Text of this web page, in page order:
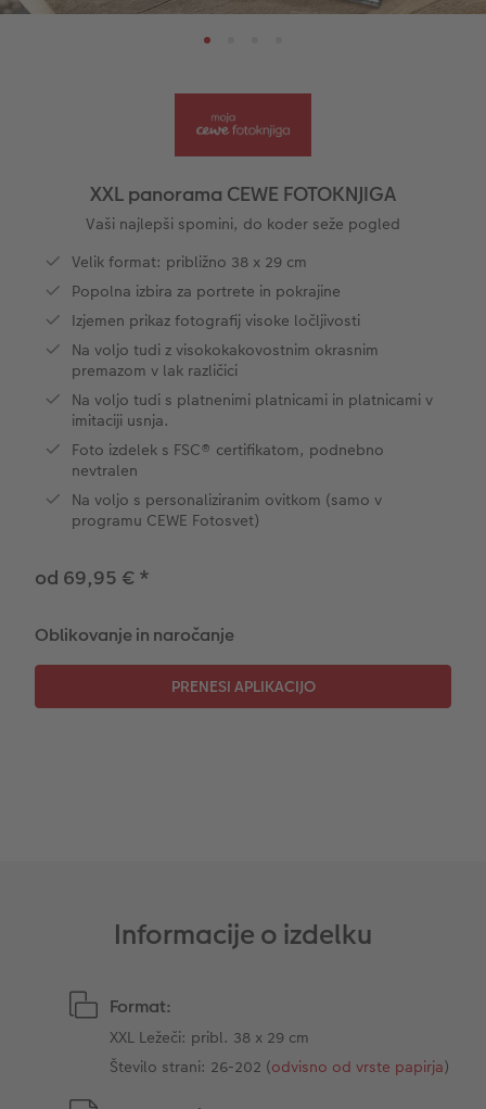
Oblikovanje letne fotoknjige po korakih
Vzorčne fotoknjige strank
Otroška CEWE FOTOKNJIGA
Zbirka Art Collection
Velike fotografije na fotopapirju
Nature fotografije
Premium poster
Art fotografije
Normalna obdelava fotografij
Škatle za shranjevanje fotografij
Paketi fotografij
Fotoposter z zemljevidom
Fotografija na aluminiju, direkten natis
Fotografija na penasti podlagi
Poročna tabla dobrodošlice
Letvica za poster
Hexxas
Fotografija na lesu
XXL Retro fotografija
Fotomagneti
Voščilnice
Izdelki za šolo in pisarno
Darilne fotoskatle
Tekstil
Umetniške fotografije
Fotokoledarji
Foto nasveti in triki
Ideje za unikatna darila
Potovanje
Poroka
Matura
XXL panorama CEWE FOTOKNJIGA
Vaši najlepši spomini, do koder seže pogled
Velik format: približno 38 x 29 cm
Popolna izbira za portrete in pokrajine
Izjemen prikaz fotografij visoke ločljivosti
Na voljo tudi z visokokakovostnim okrasnim
premazom v lak različici
Na voljo tudi s platnenimi platnicami in platnicami v
imitaciji usnja.
Foto izdelek s FSC® certifikatom, podnebno
nevtralen
Na voljo s personaliziranim ovitkom (samo v
programu CEWE Fotosvet)
od 69,95 € *
Oblikovanje in naročanje
Informacije o izdelku
Format:
XXL Ležeči: pribl. 38 x 29 cm
Število strani: 26-202 (odvisno od vrste papirja)